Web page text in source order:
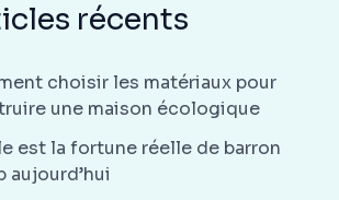
récents
choisir les matériaux pour
une maison écologique
est la fortune réelle de barron
aujourd’hui